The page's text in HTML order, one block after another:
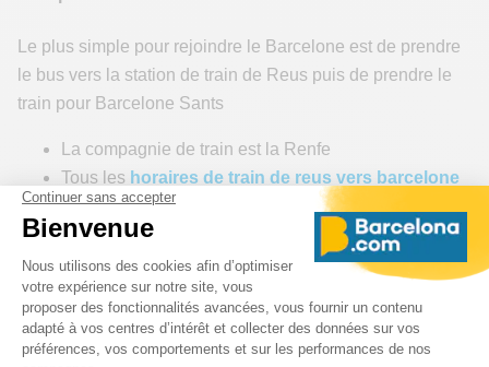
Le plus simple pour rejoindre le Barcelone est de prendre
le bus vers la station de train de Reus puis de prendre le
train pour Barcelone Sants
La compagnie de train est la Renfe
Tous les horaires de train de reus vers barcelone
Sants
Le voyage en train régional express (REG EXP) dure
approximativement 1heure 30
Le billet de train Reus Barcelone Sants coûte
approximativement
9€55
Info : 00 34 902 32 03 20